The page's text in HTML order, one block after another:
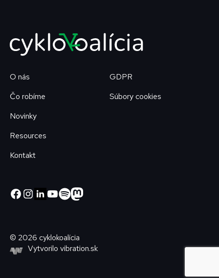
O nás
Čo robíme
Novinky
Resources
Kontakt
GDPR
Súbory cookies
© 2026 cyklokoalícia
Vytvorilo vibration.sk